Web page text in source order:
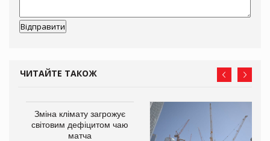
ЧИТАЙТЕ ТАКОЖ
Зміна клімату загрожує
світовим дефіцитом чаю
матча